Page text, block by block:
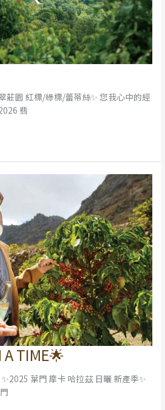
莊園 紅標/綠標/蕾蒂絲✨ 您我心中的經
翡
A TIME🌟
葉門 摩卡 哈拉茲 日曬 新產季✨